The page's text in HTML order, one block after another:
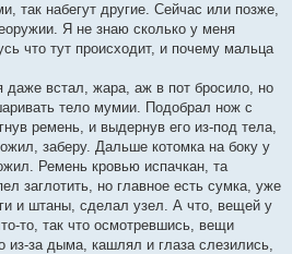
так набегут другие. Сейчас или позже,
Я не знаю сколько у меня
что тут происходит, и почему мальца
даже встал, жара, аж в пот бросило, но
тело мумии. Подобрал нож с
ремень, и выдернув его из-под тела,
заберу. Дальше котомка на боку у
Ремень кровью испачкан, та
заглотить, но главное есть сумка, уже
и штаны, сделал узел. А что, вещей у
то, так что осмотревшись, вещи
за дыма, кашлял и глаза слезились,